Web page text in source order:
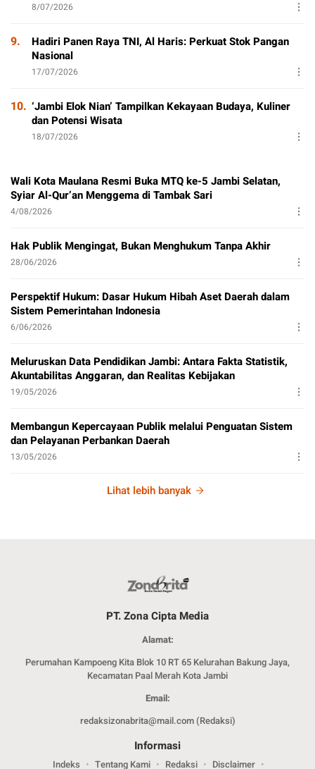
8/07/2026
9.
Hadiri Panen Raya TNI, Al Haris: Perkuat Stok Pangan
Nasional
17/07/2026
10. ‘Jambi Elok Nian’ Tampilkan Kekayaan Budaya, Kuliner
dan Potensi Wisata
18/07/2026
Wali Kota Maulana Resmi Buka MTQ ke-5 Jambi Selatan,
Syiar Al-Qur’an Menggema di Tambak Sari
4/08/2026
Hak Publik Mengingat, Bukan Menghukum Tanpa Akhir
28/06/2026
Perspektif Hukum: Dasar Hukum Hibah Aset Daerah dalam
Sistem Pemerintahan Indonesia
6/06/2026
Meluruskan Data Pendidikan Jambi: Antara Fakta Statistik,
Akuntabilitas Anggaran, dan Realitas Kebijakan
19/05/2026
Membangun Kepercayaan Publik melalui Penguatan Sistem
dan Pelayanan Perbankan Daerah
13/05/2026
Lihat lebih banyak
PT. Zona Cipta Media
Alamat:
Perumahan Kampoeng Kita Blok 10 RT 65 Kelurahan Bakung Jaya,
Kecamatan Paal Merah Kota Jambi
Email:
redaksizonabrita@mail.com (Redaksi)
Informasi
Indeks Tentang Kami Redaksi Disclaimer